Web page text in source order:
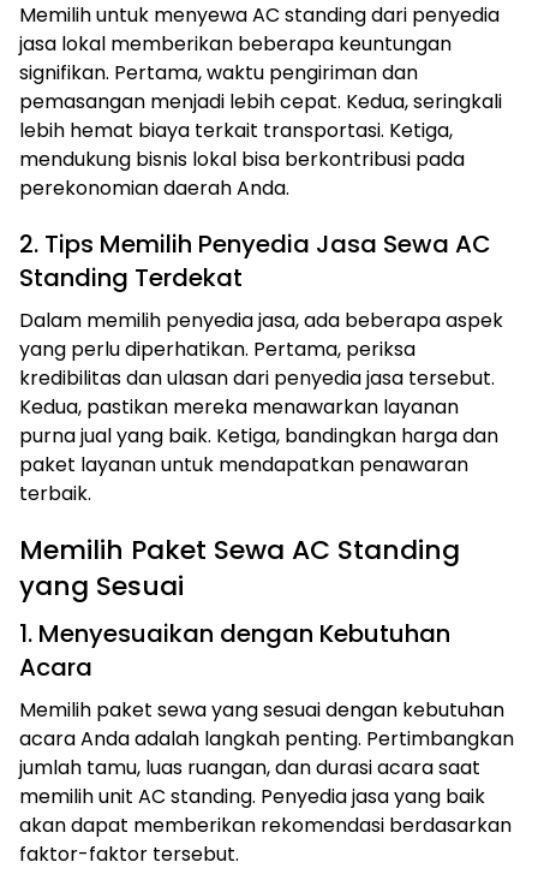
Memilih untuk menyewa AC standing dari penyedia
jasa lokal memberikan beberapa keuntungan
signifikan. Pertama, waktu pengiriman dan
pemasangan menjadi lebih cepat. Kedua, seringkali
lebih hemat biaya terkait transportasi. Ketiga,
mendukung bisnis lokal bisa berkontribusi pada
perekonomian daerah Anda.
2. Tips Memilih Penyedia Jasa Sewa AC
Standing Terdekat
Dalam memilih penyedia jasa, ada beberapa aspek
yang perlu diperhatikan. Pertama, periksa
kredibilitas dan ulasan dari penyedia jasa tersebut.
Kedua, pastikan mereka menawarkan layanan
purna jual yang baik. Ketiga, bandingkan harga dan
paket layanan untuk mendapatkan penawaran
terbaik.
Memilih Paket Sewa AC Standing
yang Sesuai
1. Menyesuaikan dengan Kebutuhan
Acara
Memilih paket sewa yang sesuai dengan kebutuhan
acara Anda adalah langkah penting. Pertimbangkan
jumlah tamu, luas ruangan, dan durasi acara saat
memilih unit AC standing. Penyedia jasa yang baik
akan dapat memberikan rekomendasi berdasarkan
faktor-faktor tersebut.